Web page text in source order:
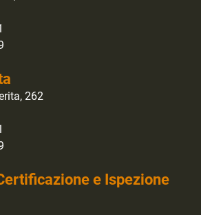
262
e Ispezione